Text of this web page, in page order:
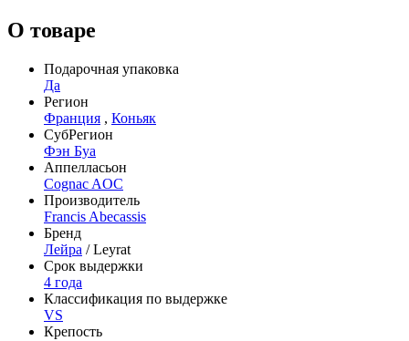
О товаре
Подарочная упаковка
Да
Регион
Франция , Коньяк
СубРегион
Фэн Буа
Аппелласьон
Cognac AOC
Производитель
Francis Abecassis
Бренд
Лейра / Leyrat
Срок выдержки
4 года
Классификация по выдержке
VS
Крепость